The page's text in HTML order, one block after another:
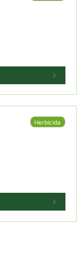
Herbicida